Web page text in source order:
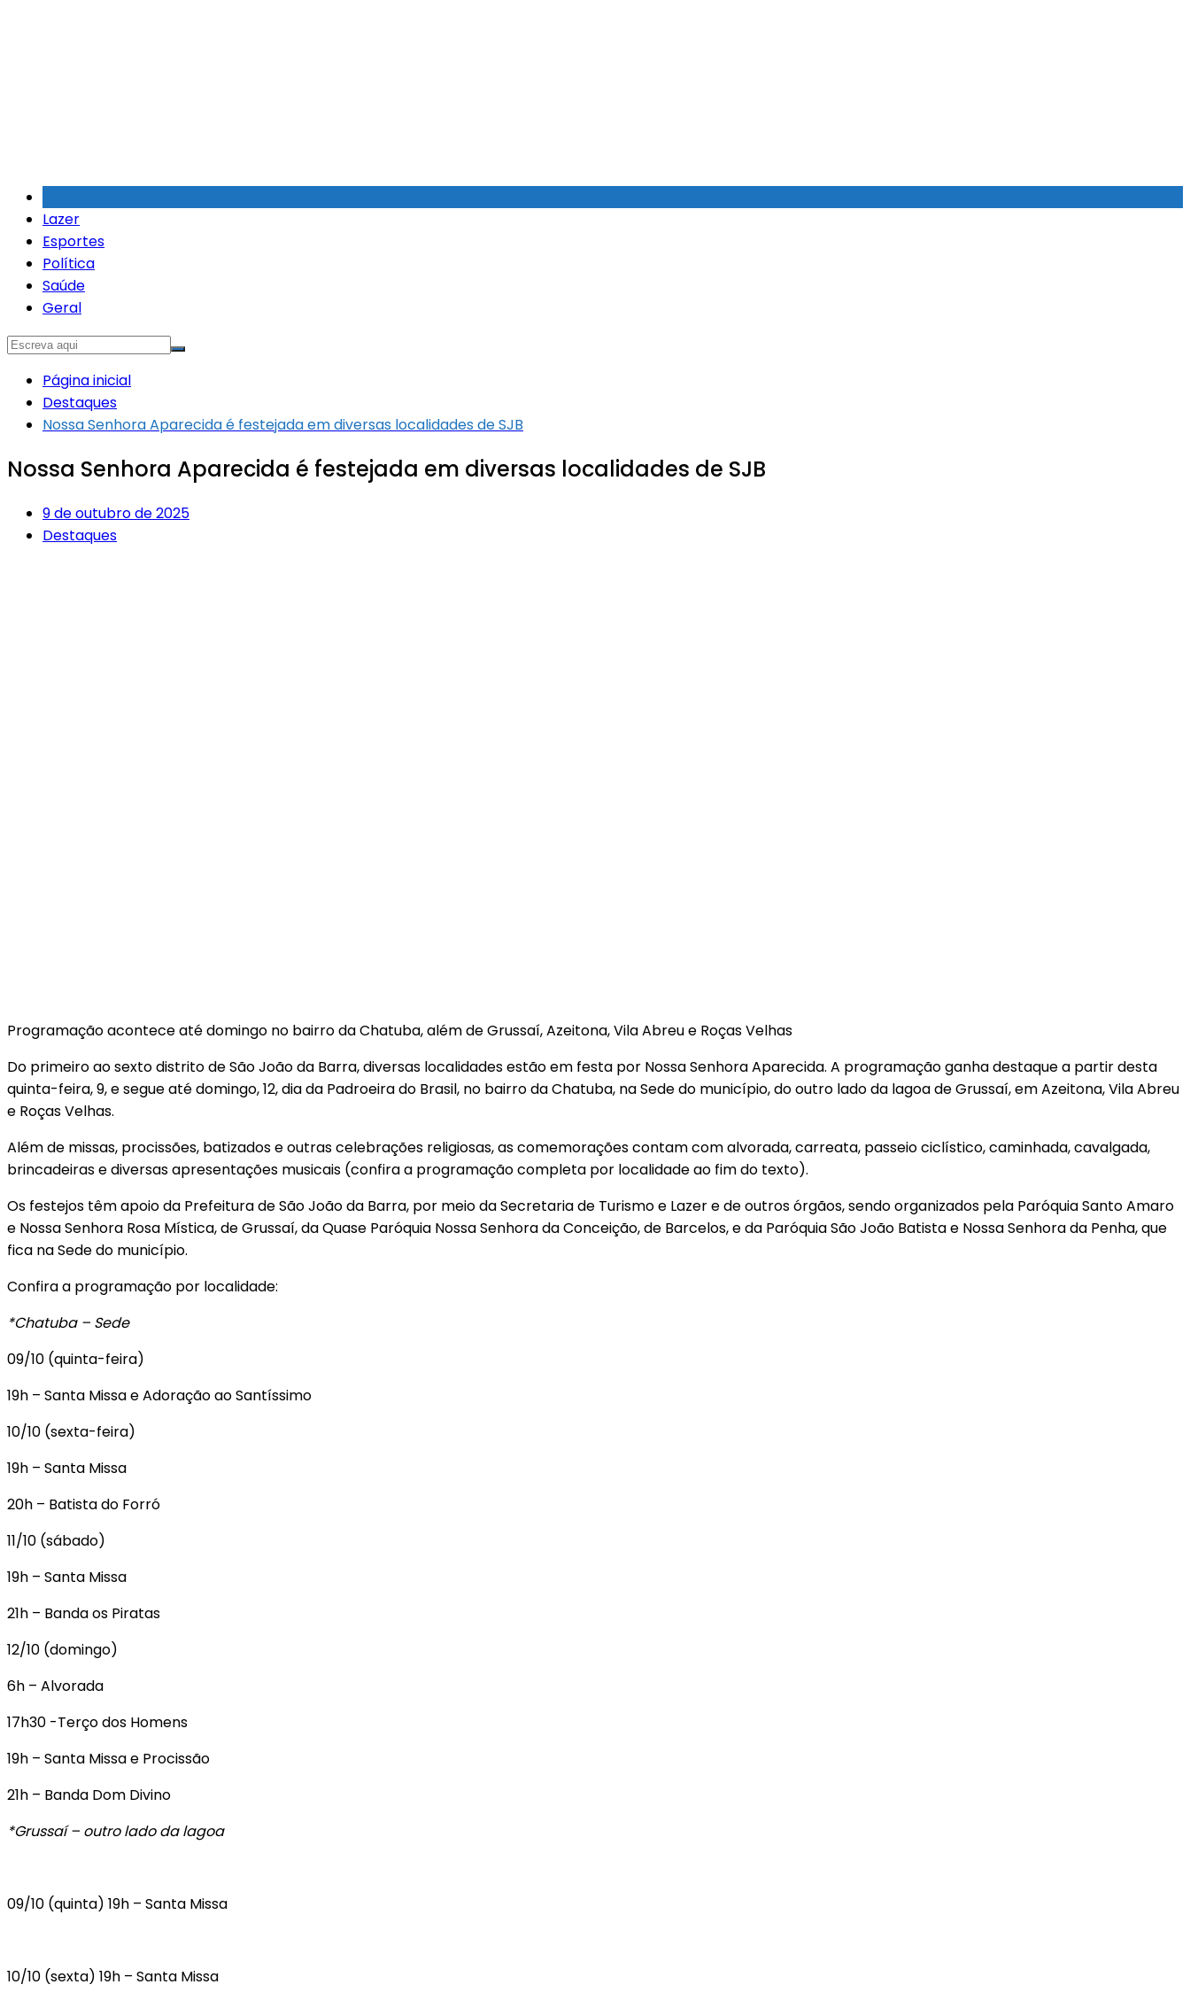
Lazer
Esportes
Política
Saúde
Geral
Página inicial
Destaques
Nossa Senhora Aparecida é festejada em diversas localidades de SJB
Nossa Senhora Aparecida é festejada em diversas localidades de SJB
9 de outubro de 2025
Destaques
Programação acontece até domingo no bairro da Chatuba, além de Grussaí, Azeitona, Vila Abreu e Roças Velhas
Do primeiro ao sexto distrito de São João da Barra, diversas localidades estão em festa por Nossa Senhora Aparecida. A programação ganha destaque a partir desta
quinta-feira, 9, e segue até domingo, 12, dia da Padroeira do Brasil, no bairro da Chatuba, na Sede do município, do outro lado da lagoa de Grussaí, em Azeitona, Vila Abreu
e Roças Velhas.
Além de missas, procissões, batizados e outras celebrações religiosas, as comemorações contam com alvorada, carreata, passeio ciclístico, caminhada, cavalgada,
brincadeiras e diversas apresentações musicais (confira a programação completa por localidade ao fim do texto).
Os festejos têm apoio da Prefeitura de São João da Barra, por meio da Secretaria de Turismo e Lazer e de outros órgãos, sendo organizados pela Paróquia Santo Amaro
e Nossa Senhora Rosa Mística, de Grussaí, da Quase Paróquia Nossa Senhora da Conceição, de Barcelos, e da Paróquia São João Batista e Nossa Senhora da Penha, que
fica na Sede do município.
Confira a programação por localidade:
*Chatuba – Sede
09/10 (quinta-feira)
19h – Santa Missa e Adoração ao Santíssimo
10/10 (sexta-feira)
19h – Santa Missa
20h – Batista do Forró
11/10 (sábado)
19h – Santa Missa
21h – Banda os Piratas
12/10 (domingo)
6h – Alvorada
17h30 -Terço dos Homens
19h – Santa Missa e Procissão
21h – Banda Dom Divino
*Grussaí – outro lado da lagoa
09/10 (quinta) 19h – Santa Missa
10/10 (sexta) 19h – Santa Missa